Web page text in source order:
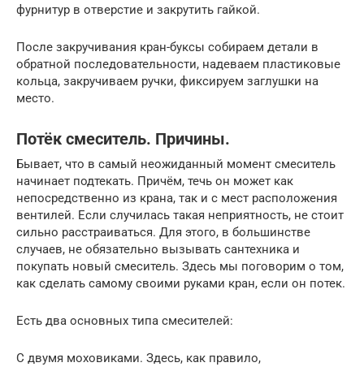
фурнитур в отверстие и закрутить гайкой.
После закручивания кран-буксы собираем детали в
обратной последовательности, надеваем пластиковые
кольца, закручиваем ручки, фиксируем заглушки на
место.
Потёк смеситель. Причины.
Бывает, что в самый неожиданный момент смеситель
начинает подтекать. Причём, течь он может как
непосредственно из крана, так и с мест расположения
вентилей. Если случилась такая неприятность, не стоит
сильно расстраиваться. Для этого, в большинстве
случаев, не обязательно вызывать сантехника и
покупать новый смеситель. Здесь мы поговорим о том,
как сделать самому своими руками кран, если он потек.
Есть два основных типа смесителей:
С двумя моховиками. Здесь, как правило,